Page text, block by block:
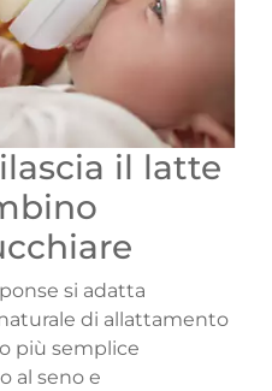
il latte
si adatta
di allattamento
più semplice
al seno e